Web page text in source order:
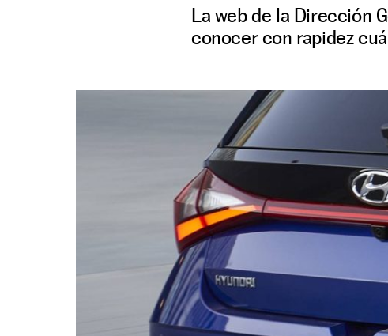
La web de la Dirección
conocer con rapidez